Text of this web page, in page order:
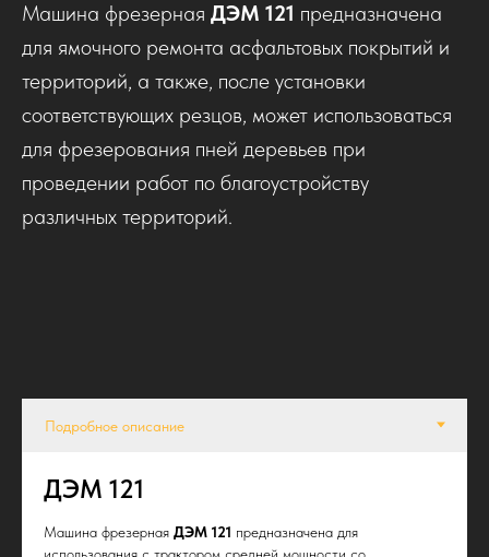
Машина фрезерная ДЭМ 121 предназначена
для ямочного ремонта асфальтовых покрытий и
территорий, а также, после установки
соответствующих резцов, может использоваться
для фрезерования пней деревьев при
проведении работ по благоустройству
различных территорий.
ДЭМ 121
Машина фрезерная ДЭМ 121 предназначена для